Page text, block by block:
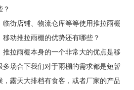
？
街店铺、物流仓库等等使用推拉雨棚
动推拉雨棚的优势还有哪些？
拉雨棚本身的一个非常大的优点是移
场合下我们对于雨棚的需求都是短暂
露天大排档有食客，或者厂家的产品